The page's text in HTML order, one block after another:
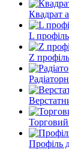
Квадрат
L
Z
Профіль